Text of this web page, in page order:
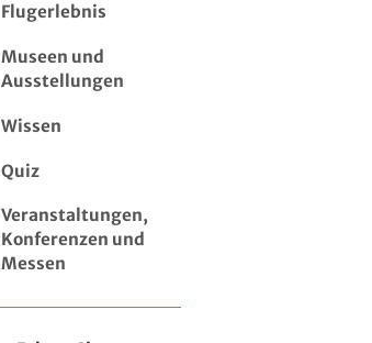
Flugerlebnis
Museen und
Ausstellungen
Wissen
Quiz
Veranstaltungen,
Konferenzen und
Messen